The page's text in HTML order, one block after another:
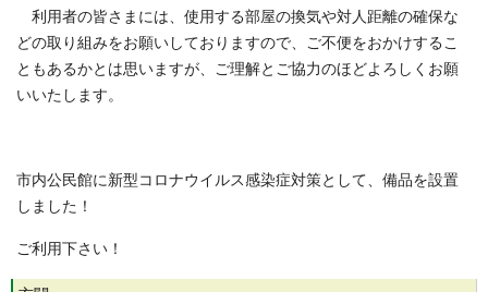
利用者の皆さまには、使用する部屋の換気や対人距離の確保な
どの取り組みをお願いしておりますので、ご不便をおかけするこ
ともあるかとは思いますが、ご理解とご協力のほどよろしくお願
いいたします。
市内公民館に新型コロナウイルス感染症対策として、備品を設置
しました！
ご利用下さい！